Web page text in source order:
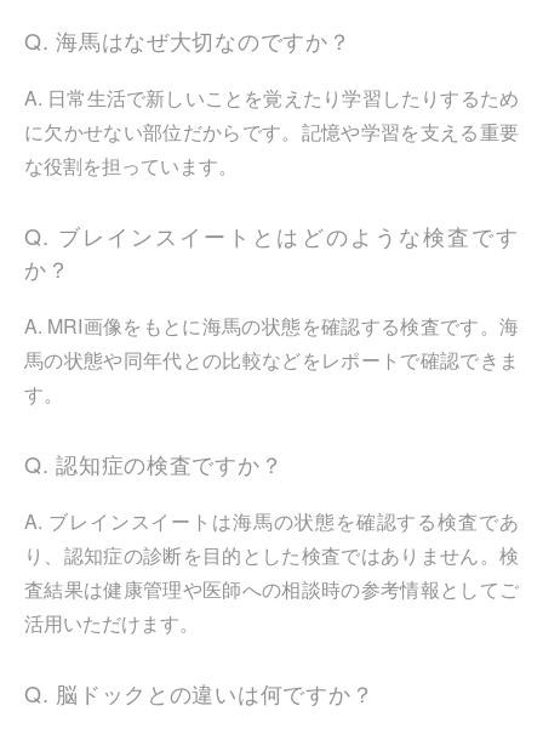
Q. 海馬はなぜ大切なのですか？
A. 日常生活で新しいことを覚えたり学習したりするため
に欠かせない部位だからです。記憶や学習を支える重要
な役割を担っています。
Q. ブレインスイートとはどのような検査です
か？
A. MRI画像をもとに海馬の状態を確認する検査です。海
馬の状態や同年代との比較などをレポートで確認できま
す。
Q. 認知症の検査ですか？
A. ブレインスイートは海馬の状態を確認する検査であ
り、認知症の診断を目的とした検査ではありません。検
査結果は健康管理や医師への相談時の参考情報としてご
活用いただけます。
Q. 脳ドックとの違いは何ですか？